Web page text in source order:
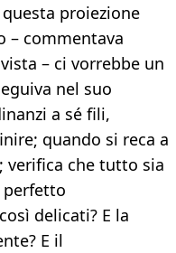
proiezione
– commentava
– ci vorrebbe un
nel suo
a sé fili,
quando si reca a
verifica che tutto sia
perfetto
delicati? E la
E il